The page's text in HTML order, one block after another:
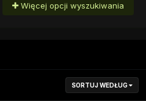
Więcej opcji wyszukiwania
SORTUJ WEDŁUG